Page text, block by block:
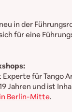
in der
für eine
für Tango
Jahren und ist
Berlin-Mitte.